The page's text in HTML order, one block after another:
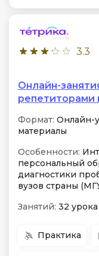
3.3
Онлайн-
репетиторами
Формат: Онлайн-
материалы
Особенности:
персональный
диагностики
вузов страны
Занятий: 32 урока
Практика